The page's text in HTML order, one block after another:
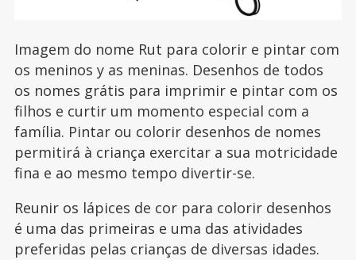
Imagem do nome Rut para colorir e pintar com
os meninos y as meninas. Desenhos de todos
os nomes grátis para imprimir e pintar com os
filhos e curtir um momento especial com a
família. Pintar ou colorir desenhos de nomes
permitirá à criança exercitar a sua motricidade
fina e ao mesmo tempo divertir-se.
Reunir os lápices de cor para colorir desenhos
é uma das primeiras e uma das atividades
preferidas pelas crianças de diversas idades.